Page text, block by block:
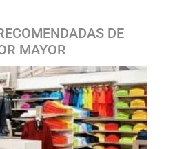
DE
MAYOR
MASCULINA